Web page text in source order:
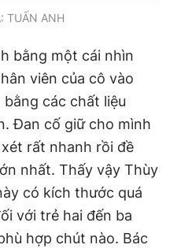
có sự chấp thuận bằng văn
TUẤN ANH
bằng một cái nhìn
viên của cô vào
các chất liệu
Đan cố giữ cho mình
rất nhanh rồi đề
nhất. Thấy vậy Thùy
có kích thước quá
với trẻ hai đến ba
hợp chút nào. Bác